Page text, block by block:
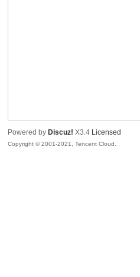
Powered by Discuz! X3.4 Licensed
Copyright © 2001-2021, Tencent Cloud.